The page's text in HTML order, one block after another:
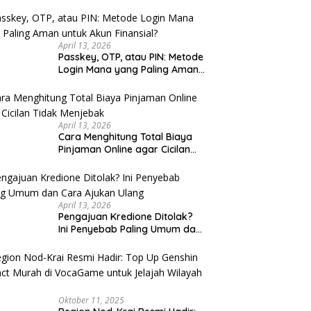
April 13, 2026
Passkey, OTP, atau PIN: Metode
Login Mana yang Paling Aman
April 13, 2026
Cara Menghitung Total Biaya
Pinjaman Online agar Cicilan
April 13, 2026
Pengajuan Kredione Ditolak?
Ini Penyebab Paling Umum dan
Oktober 11, 2025